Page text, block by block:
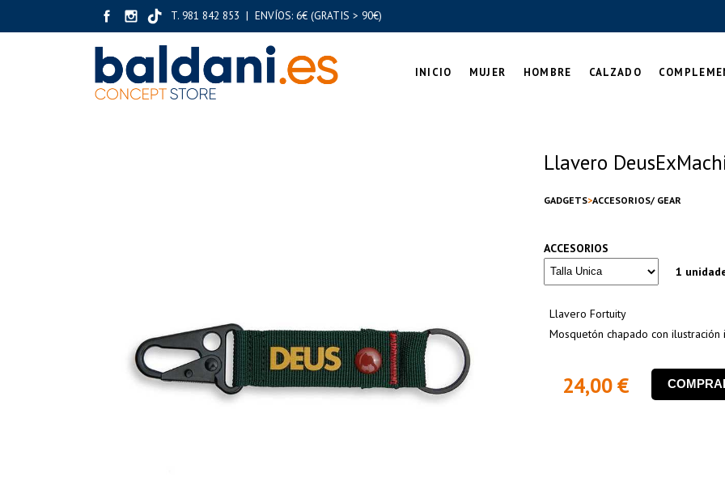
T. 981 842 853 | ENVÍOS: 6€ (GRATIS > 90€)
INICIO MUJER HOMBRE CALZADO
Llavero
GADGETS ACCESORIOS/ GEAR
ACCESORIOS
1
Llavero Fortuity
Mosquetón chapado con
24,00 €